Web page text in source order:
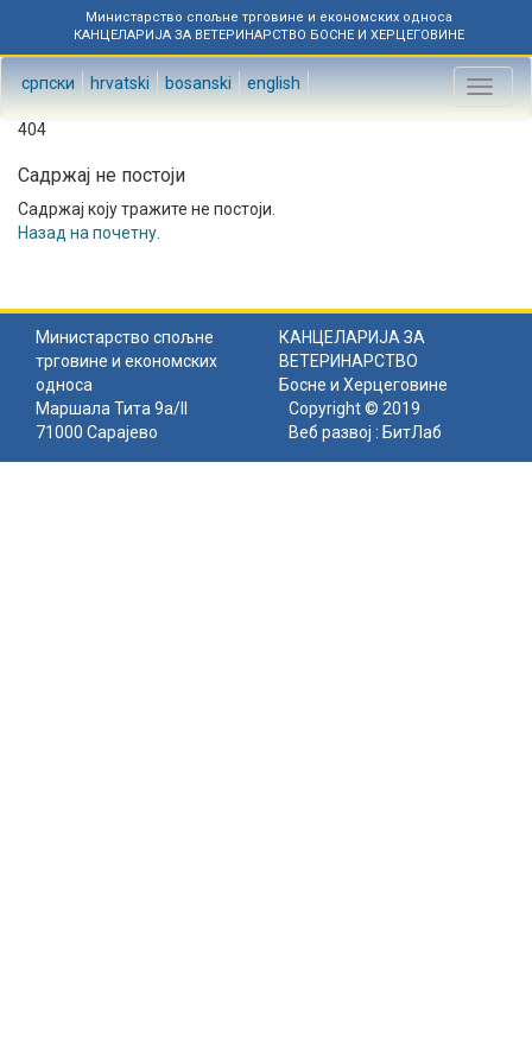
Министарство спољне трговине и економских односа
КАНЦЕЛАРИЈА ЗА ВЕТЕРИНАРСТВО БОСНЕ И ХЕРЦЕГОВИНЕ
српски hrvatski bosanski english
Toggle
404
Садржај не постоји
Садржај коју тражите не постоји.
Назад на почетну
Министарство спољне
трговине и економских
односа
КАНЦЕЛАРИЈА ЗА
ВЕТЕРИНАРСТВО
Босне и Херцеговине
Маршала Тита 9а/II
71000 Сарајево
Copyright © 2019
Веб развој : БитЛаб